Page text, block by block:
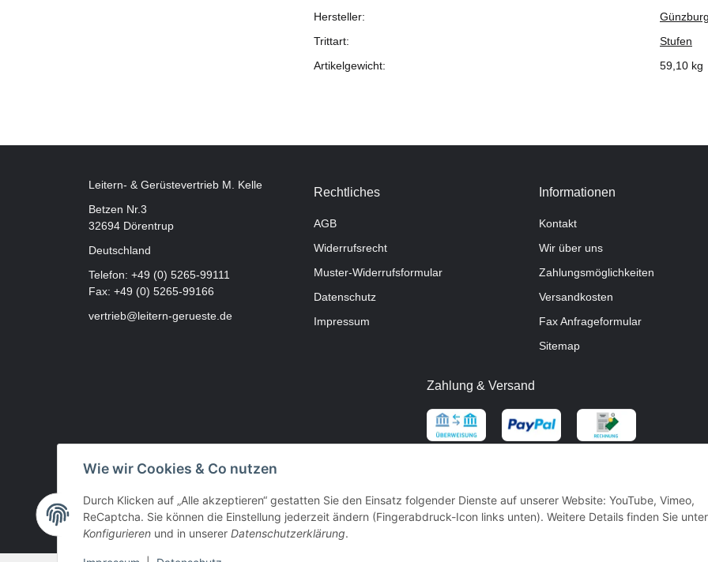
Hersteller:
Trittart:
Stufen
Artikelgewicht:
59,10 kg
Leitern- & Gerüstevertrieb M. Kelle
Betzen Nr.3
32694 Dörentrup
Deutschland
Telefon: +49 (0) 5265-99111
Fax: +49 (0) 5265-99166
vertrieb@leitern-gerueste.de
Rechtliches
AGB
Widerrufsrecht
Muster-Widerrufsformular
Datenschutz
Impressum
Informationen
Kontakt
Wir über uns
Zahlungsmöglichkeiten
Versandkosten
Fax Anfrageformular
Sitemap
Zahlung & Versand
Wie wir Cookies & Co nutzen
Durch Klicken auf „Alle akzeptieren“ gestatten Sie den Einsatz folgender Dienste auf unserer Website: YouTube, Vimeo,
ReCaptcha. Sie können die Einstellung jederzeit ändern (Fingerabdruck-Icon links unten). Weitere Details finden Sie unter
Konfigurieren und in unserer Datenschutzerklärung.